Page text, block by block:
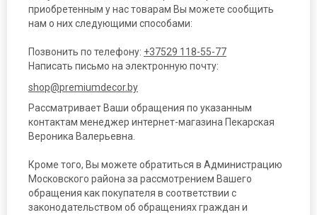
приобретенным у нас товарам Вы можете сообщить
нам о них следующими способами:
Позвонить по телефону: +37529 118-55-77
Написать письмо на электронную почту:
shop@premiumdecor.by
Рассматривает Ваши обращения по указанным
контактам менеджер интернет-магазина Пекарская
Вероника Валерьевна.
Кроме того, Вы можете обратиться в Администрацию
Московского района за рассмотрением Вашего
обращения как покупателя в соответствии с
законодательством об обращениях граждан и